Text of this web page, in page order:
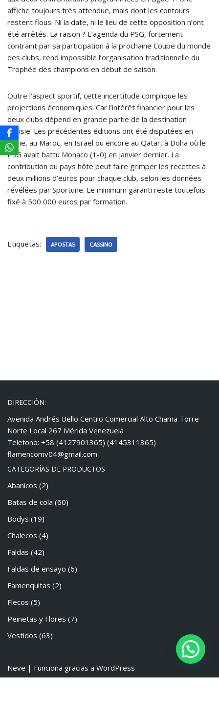
affiche toujours très attendue, mais dont les contours
restent flous. Ni la date, ni le lieu de cette opposition n’ont
été arrêtés. La raison ? L’agenda du PSG, fortement
contraint par sa participation à la prochaine Coupe du monde
des clubs, rend impossible l’organisation traditionnelle du
Trophée des champions en début de saison.
Outre l’aspect sportif, cette incertitude complique les
projections économiques. Car l’intérêt financier pour les
deux clubs dépend en grande partie de la destination
choisie. Les précédentes éditions ont été disputées en
Chine, au Maroc, en Israël ou encore au Qatar, à Doha où le
PSG avait battu Monaco (1-0) en janvier dernier. La
contribution du pays hôte peut faire grimper les recettes à
deux millions d’euros pour chaque club, selon les données
révélées par Sportune. Le minimum garanti reste toutefois
fixé à 500 000 euros par formation.
Etiquetas: APOSTAS CASSINO
DIRECCIÓN:
Avenida Andrés Bello Centro Comercial Alto Chama Torre
Norte Local 267 Mérida Venezuela
Telefono: +58 (4127901365) (4145311365)
flamencomv04@gmail.com
CATEGORÍAS DE PRODUCTOS
Abanicos (2)
Batas de cola (60)
Bodys (19)
Chalecos (4)
Faldas (42)
Faldas de ensayo (6)
Famenquitas (2)
Flecos (5)
Peinetas y Flores (7)
Vestidos (63)
Neve | Funciona gracias a WordPress